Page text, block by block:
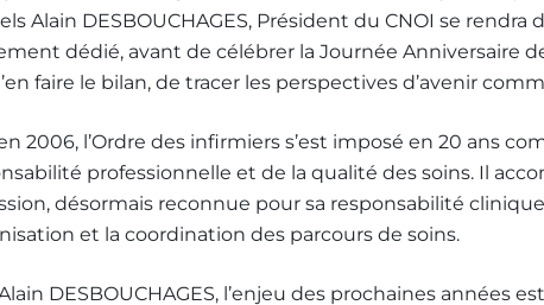
Alain DESBOUCHAGES, Président du CNOI se
dédié, avant de célébrer la Journée Anniversaire
faire le bilan, de tracer les perspectives d’avenir
2006, l’Ordre des infirmiers s’est imposé en 20 ans
professionnelle et de la qualité des soins. Il
désormais reconnue pour sa responsabilité
et la coordination des parcours de soins.
DESBOUCHAGES, l’enjeu des prochaines années